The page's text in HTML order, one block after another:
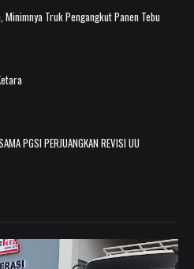
Minimnya Truk Pengangkut Panen Tebu
PGSI PERJUANGKAN REVISI UU